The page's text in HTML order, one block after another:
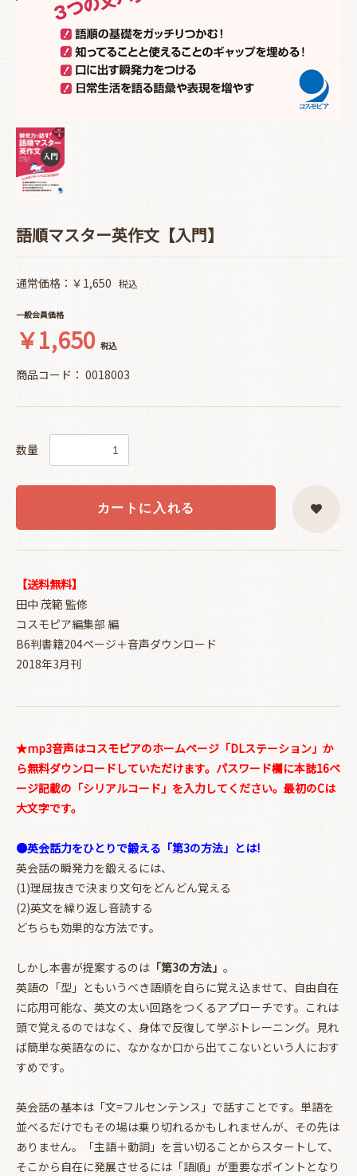
語順マスター英作文【入門】
通常価格：￥1,650 税込
一般会員価格
￥1,650 税込
商品コード： 0018003
数量
カートに入れる
【送料無料】
田中 茂範 監修
コスモピア編集部 編
B6判書籍204ページ＋音声ダウンロード
2018年3月刊
★mp3音声はコスモピアのホームページ「DLステーション」か
ら無料ダウンロードしていただけます。パスワード欄に本誌16ペ
ージ記載の「シリアルコード」を入力してください。最初のCは
大文字です。
●英会話力をひとりで鍛える「第3の方法」とは!
英会話の瞬発力を鍛えるには、
(1)理屈抜きで決まり文句をどんどん覚える
(2)英文を繰り返し音読する
どちらも効果的な方法です。
しかし本書が提案するのは 「第3の方法」 ｡
英語の「型」ともいうべき語順を自らに覚え込ませて、自由自在
に応用可能な、英文の太い回路をつくるアプローチです。これは
頭で覚えるのではなく、身体で反復して学ぶトレーニング。見れ
ば簡単な英語なのに、なかなか口から出てこないという人におす
すめです。
英会話の基本は「文=フルセンテンス」で話すことです。単語を
並べるだけでもその場は乗り切れるかもしれませんが、その先は
ありません。「主語＋動詞」を言い切ることからスタートして、
そこから自在に発展させるには「語順」が重要なポイントとなり